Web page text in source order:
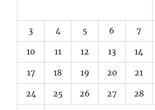
3 4 5 6 7
10 11 12 13 14
17 18 19 20 21
24 25 26 27 28